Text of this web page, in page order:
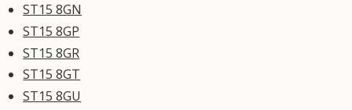
ST15 8GN
ST15 8GP
ST15 8GR
ST15 8GT
ST15 8GU